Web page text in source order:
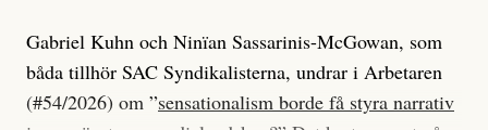
Gabriel Kuhn och Ninïan Sassarinis-McGowan, som
båda tillhör SAC Syndikalisterna, undrar i Arbetaren
(#54/2026) om ”sensationalism borde få styra narrativ